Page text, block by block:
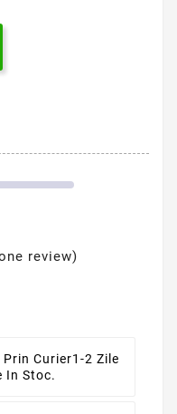
review)
Prin Curier1-2 Zile
In Stoc.